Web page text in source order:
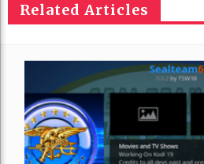
Related Articles